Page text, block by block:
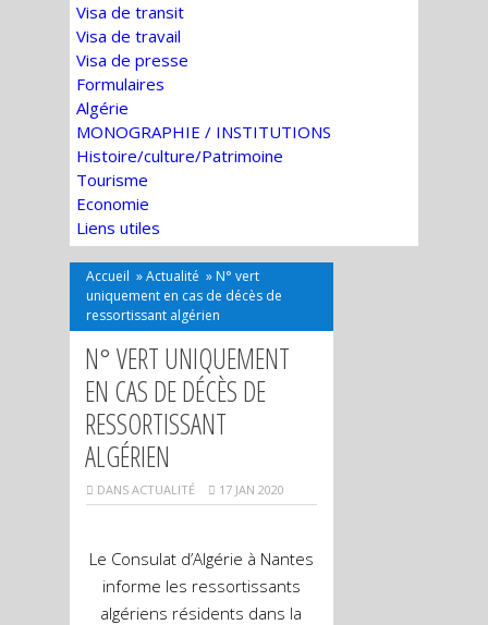
Visa de transit
Visa de travail
Visa de presse
Formulaires
Algérie
MONOGRAPHIE / INSTITUTIONS
Histoire/culture/Patrimoine
Tourisme
Economie
Liens utiles
Accueil »Actualité » N° vert
uniquement en cas de décès de
ressortissant algérien
N° VERT UNIQUEMENT
EN CAS DE DÉCÈS DE
RESSORTISSANT
ALGÉRIEN
DANS ACTUALITÉ 17 JAN 2020
Le Consulat d’Algérie à Nantes
informe les ressortissants
algériens résidents dans la